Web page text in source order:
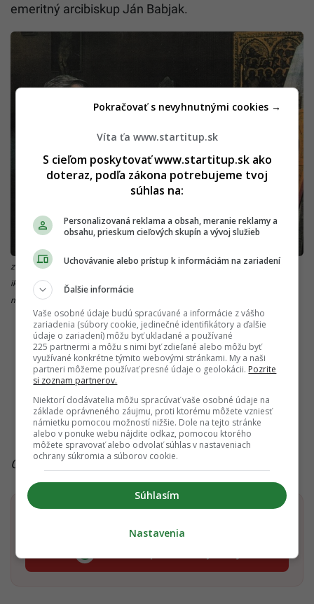
emeritný arcibiskup Ján Babjak.
zdroj: archív rodiny MK / Pápežovi Jánovi Pavlovi II. daroval Klimčákovu
ikonu i plastiku vtedajší slovenský prezident Michal Kováč počas oficiálnej
návštevy Vatikánu.
ČLÁNOK POKRAČUJE POD REKLAMOU
Čítaj viac z kategórie:Zo Slovenska
Startitup, odkaz sa otvorí v
Víta ťa www.startitup.sk
S cieľom poskytovať www.startitup.sk ako
doteraz, podľa zákona potrebujeme tvoj
súhlas na:
Personalizovaná reklama a obsah, meranie reklamy a
obsahu, prieskum cieľových skupín a vývoj služieb
Uchovávanie alebo prístup k informáciám na zariadení
Ďalšie informácie
Vaše osobné údaje budú spracúvané a informácie z vášho
zariadenia (súbory cookie, jedinečné identifikátory a ďalšie
údaje o zariadení) môžu byť ukladané a používané
225 partnermi a môžu s nimi byť zdieľané alebo môžu byť
využívané konkrétne týmito webovými stránkami. My a naši
partneri môžeme používať presné údaje o geolokácii. Pozrite
si zoznam partnerov.
Niektorí dodávatelia môžu spracúvať vaše osobné údaje na
základe oprávneného záujmu, proti ktorému môžete vzniesť
námietku pomocou možností nižšie. Dole na tejto stránke
alebo v ponuke webu nájdite odkaz, pomocou ktorého
môžete spravovať alebo odvolať súhlas v nastaveniach
ochrany súkromia a súborov cookie.
Súhlasím
Pokračovať s nevyhnutnými cookies →
Nastavenia